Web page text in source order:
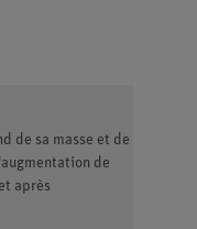
de sa masse et de
de
après